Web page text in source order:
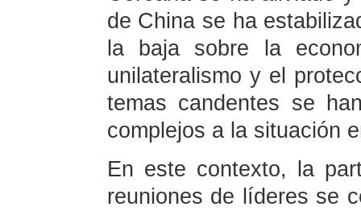
de China se ha
la baja sobre la
unilateralismo y el
temas candentes se
complejos a la situación
En este contexto, la
reuniones de líderes se